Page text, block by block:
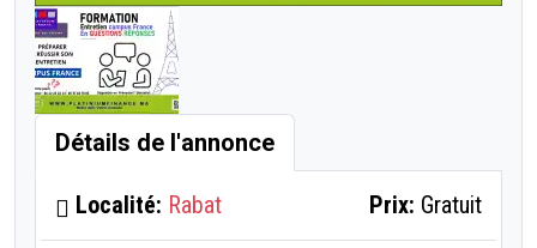
Détails de l'annonce
Localité: Rabat Prix: Gratuit